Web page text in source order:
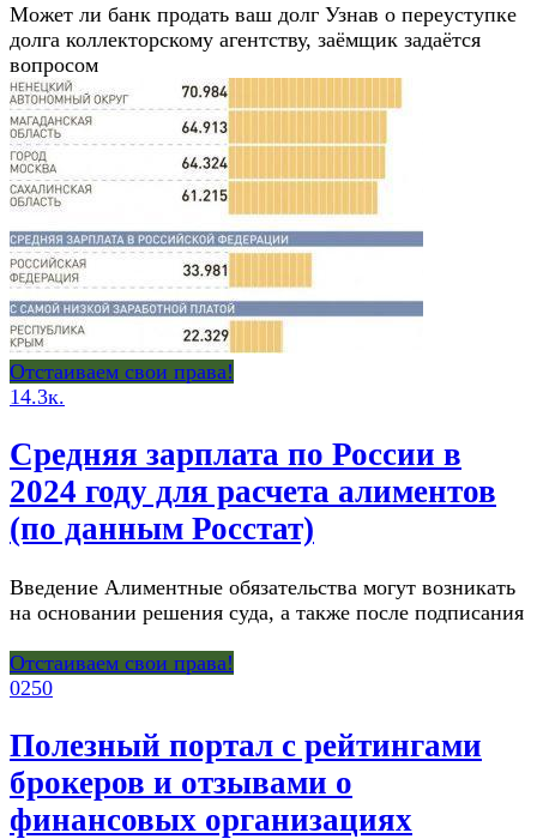
Может ли банк продать ваш долг Узнав о переуступке
долга коллекторскому агентству, заёмщик задаётся
вопросом
Отстаиваем свои права!
14.3к.
Средняя зарплата по России в
2024 году для расчета алиментов
(по данным Росстат)
Введение Алиментные обязательства могут возникать
на основании решения суда, а также после подписания
Отстаиваем свои права!
0250
Полезный портал с рейтингами
брокеров и отзывами о
финансовых организациях